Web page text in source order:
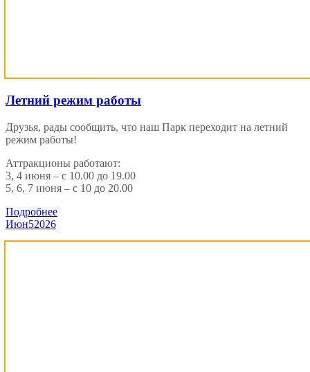
Летний режим работы
Друзья, рады сообщить, что наш Парк переходит на летний
режим работы!
Аттракционы работают:
3, 4 июня – с 10.00 до 19.00
5, 6, 7 июня – с 10 до 20.00
Подробнее
Июн52026